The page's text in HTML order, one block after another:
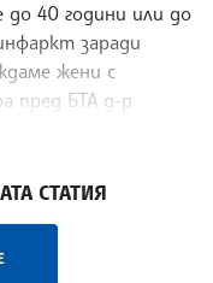
до 40 години или до
заради
жени с
пред БТА д-р
СТАТИЯ